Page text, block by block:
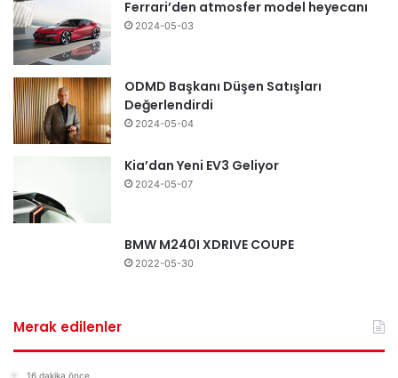
Ferrari’den atmosfer model heyecanı
2024-05-03
ODMD Başkanı Düşen Satışları
Değerlendirdi
2024-05-04
Kia’dan Yeni EV3 Geliyor
2024-05-07
BMW M240I XDRIVE COUPE
2022-05-30
Merak edilenler
16 dakika önce